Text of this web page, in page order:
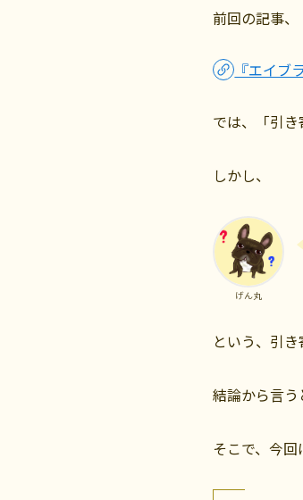
前回の記事、
『エイブ
では、「引
しかし、
げん丸
という、引
結論から言う
そこで、今回